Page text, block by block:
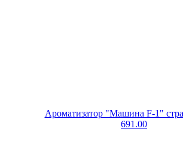
Ароматизатор "Машина F-1"
691.00